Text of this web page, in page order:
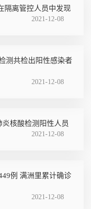
隔离管控人员中发现
2021-12-08
测共检出阳性感染者
2021-12-08
核酸检测阳性人员
2021-12-08
例 满洲里累计确诊
2021-12-08